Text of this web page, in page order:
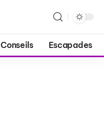
Conseils Escapades